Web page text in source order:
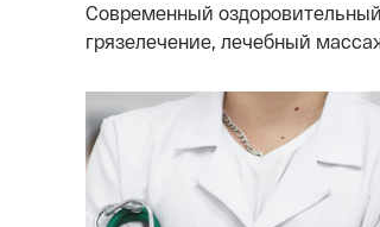
Современный
грязелечение, лечебный